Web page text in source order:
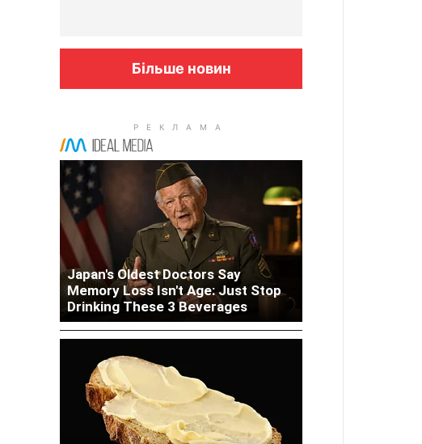
Більше новин
Japan's Oldest Doctors Say
Memory Loss Isn't Age: Just Stop
Drinking These 3 Beverages
Columbus: High Blood Sugar
Patients Are Quietly Using This
Liver Fix